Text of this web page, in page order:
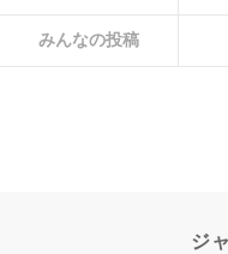
みんなの投稿
ジ